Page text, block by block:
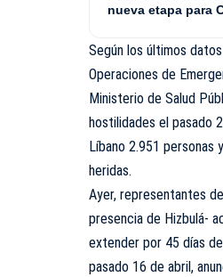
nueva etapa para
Según los últimos
Operaciones de
Ministerio de Salud
hostilidades el pasado
Líbano 2.951 personas
heridas.
Ayer, representantes
presencia de Hizbulá-
extender por 45 días
pasado 16 de abril,